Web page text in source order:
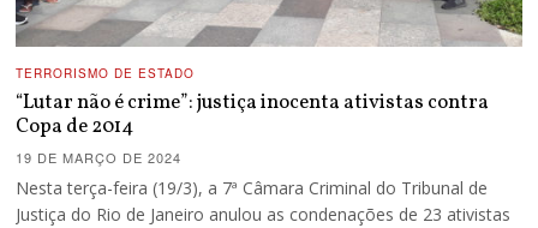
TERRORISMO DE ESTADO
“Lutar não é crime”: justiça inocenta ativistas contra
Copa de 2014
19 DE MARÇO DE 2024
Nesta terça-feira (19/3), a 7ª Câmara Criminal do Tribunal de
Justiça do Rio de Janeiro anulou as condenações de 23 ativistas